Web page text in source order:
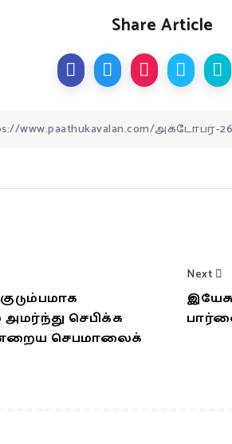
Share Article
செபிக்க
செபமாலைக்
Next